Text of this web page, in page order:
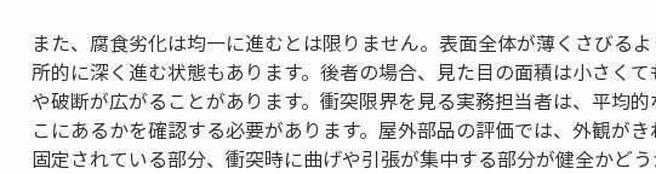
また、腐食劣化は均一に進むとは限りません。表面全体が薄くさびる
所的に深く進む状態もあります。後者の場合、見た目の面積は小さく
や破断が広がることがあります。衝突限界を見る実務担当者は、平均
こにあるかを確認する必要があります。屋外部品の評価では、外観が
固定されている部分、衝突時に曲げや引張が集中する部分が健全かどう